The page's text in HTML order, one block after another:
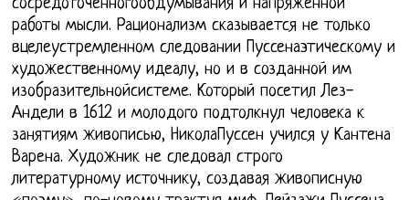
сосредоточенногообдумывания и напряженной
работы мысли. Рационализм сказывается не только
вцелеустремленном следовании Пуссенаэтическому и
художественному идеалу, но и в созданной им
изобразительнойсистеме. Который посетил Лез-
Андели в 1612 и молодого подтолкнул человека к
занятиям живописью, НиколаПуссен учился у Кантена
Варена. Художник не следовал строго
литературному источнику, создавая живописную